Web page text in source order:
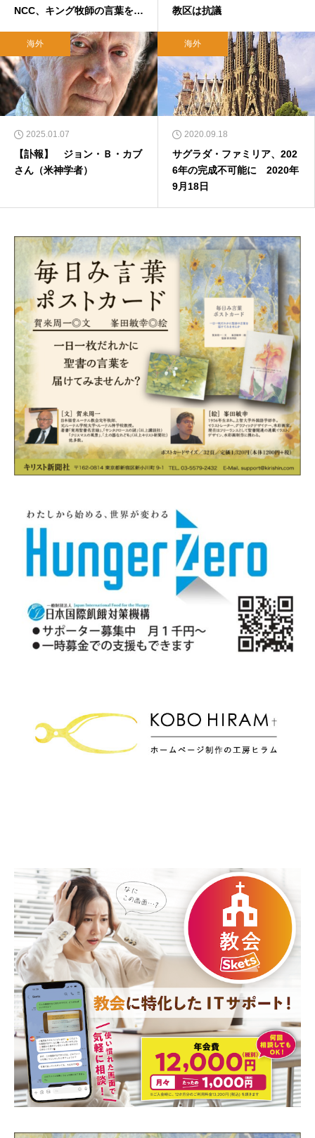
NCC、キング牧師の言葉を引
教区は抗議
海外
2025.01.07
【訃報】 ジョン・Ｂ・カブ
さん（米神学者）
海外
2020.09.18
サグラダ・ファミリア、202
6年の完成不可能に 2020年
9月18日